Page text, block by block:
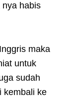
nya habis
maka
untuk
sudah
kembali ke